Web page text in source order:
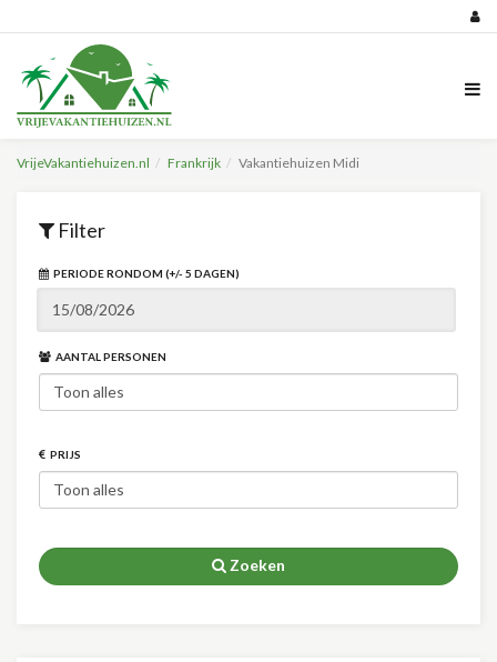
VrijeVakantiehuizen.nl Frankrijk Vakantiehuizen Midi
Filter
PERIODE RONDOM (+/- 5 DAGEN)
AANTAL PERSONEN
PRIJS
Zoeken